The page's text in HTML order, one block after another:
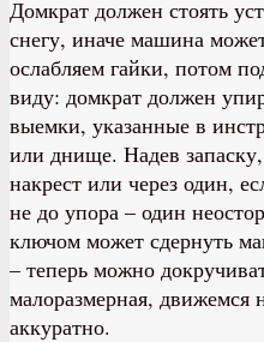
Домкрат должен стоять
снегу, иначе машина
ослабляем гайки, потом
виду: домкрат должен
выемки, указанные в
или днище. Надев
накрест или через один,
не до упора – один
ключом может сдернуть
– теперь можно
малоразмерная, движемся
аккуратно.